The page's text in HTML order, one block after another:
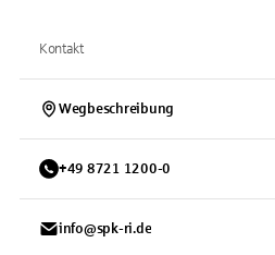
Kontakt
Wegbeschreibung
+49 8721 1200-0
info@spk-ri.de